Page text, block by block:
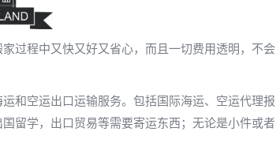
过程中又快又好又省心，而且一切费用透明，不会
和空运出口运输服务。包括国际海运、空运代理报
留学，出口贸易等需要寄运东西；无论是小件或者